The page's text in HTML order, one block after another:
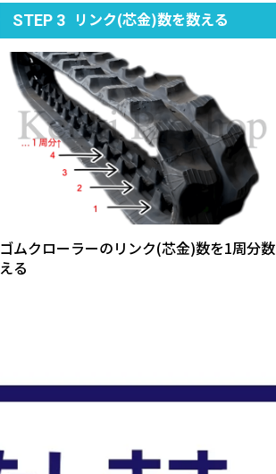
STEP 3 リンク(芯金)数を数える
ゴムクローラーのリンク(芯金)数を1周分数
える